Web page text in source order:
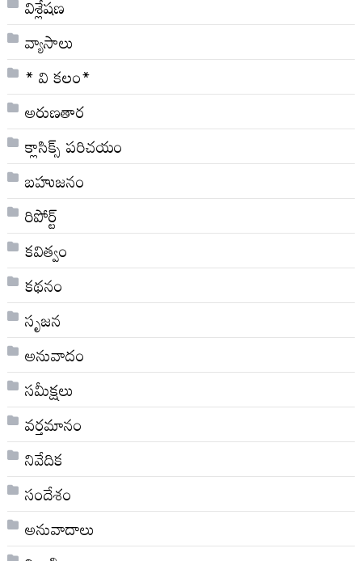
విశ్లేషణ
వ్యాసాలు
* వి క‌లం*
అరుణతార
క్లాసిక్స్ ప‌రిచ‌యం
బహుజనం
రిపోర్ట్
కవిత్వం
కథనం
సృజన
అనువాదం
సమీక్షలు
వర్తమానం
నివేదిక
సందేశం
అనువాదాలు